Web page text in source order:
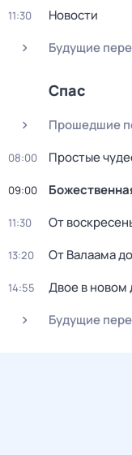
11:30
Новости
Будущие
Спас
Прошедшие
08:00 Простые
09:00
11:30 От
13:20 От Валаама
14:55
Двое в новом
Будущие